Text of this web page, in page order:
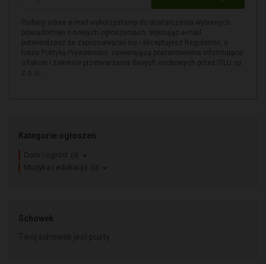
Kategorie ogłoszeń
Dom i ogród (0)
Muzyka i edukacja (0)
Schowek
dostępu do swoich danych, prawo do ich sprostowania, prawo